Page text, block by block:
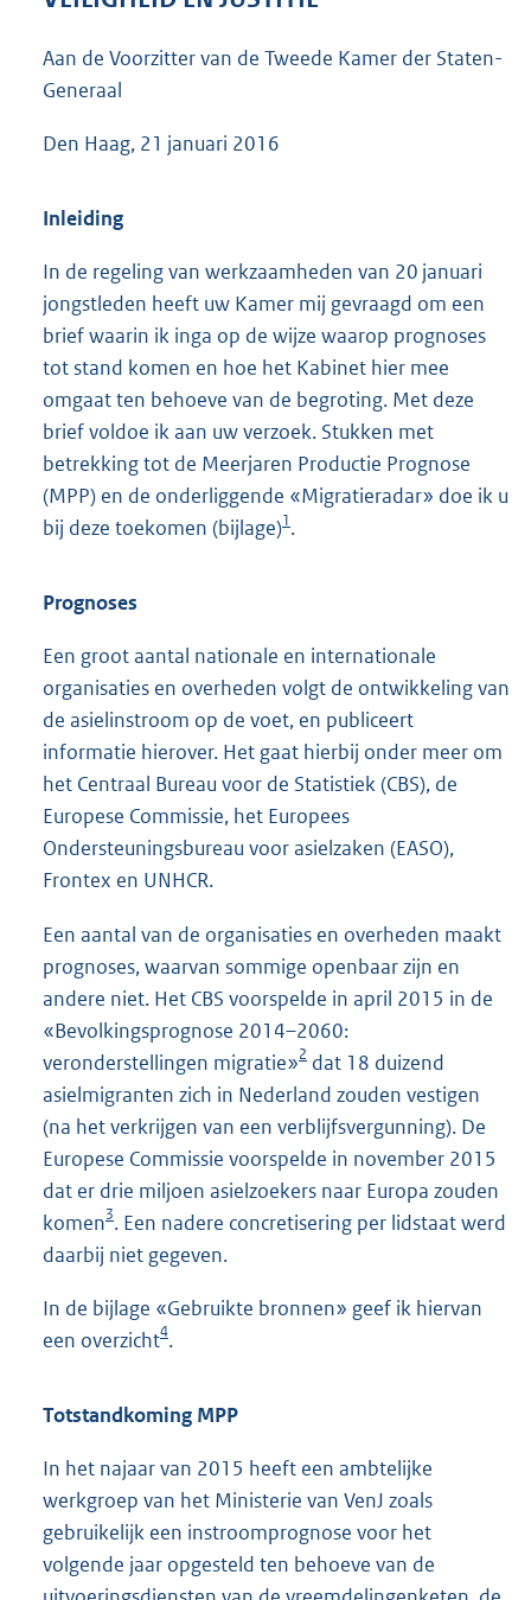
5
Aan de Voorzitter van de Tweede Kamer der Staten-
Generaal
Den Haag, 21 januari 2016
Inleiding
In de regeling van werkzaamheden van 20 januari
jongstleden heeft uw Kamer mij gevraagd om een
brief waarin ik inga op de wijze waarop prognoses
tot stand komen en hoe het Kabinet hier mee
omgaat ten behoeve van de begroting. Met deze
brief voldoe ik aan uw verzoek. Stukken met
betrekking tot de Meerjaren Productie Prognose
(MPP) en de onderliggende «Migratieradar» doe ik u
bij deze toekomen (bijlage)1.
Prognoses
Een groot aantal nationale en internationale
organisaties en overheden volgt de ontwikkeling van
de asielinstroom op de voet, en publiceert
informatie hierover. Het gaat hierbij onder meer om
het Centraal Bureau voor de Statistiek (CBS), de
Europese Commissie, het Europees
Ondersteuningsbureau voor asielzaken (EASO),
Frontex en UNHCR.
Een aantal van de organisaties en overheden maakt
prognoses, waarvan sommige openbaar zijn en
andere niet. Het CBS voorspelde in april 2015 in de
«Bevolkingsprognose 2014–2060:
veronderstellingen migratie»2 dat 18 duizend
asielmigranten zich in Nederland zouden vestigen
(na het verkrijgen van een verblijfsvergunning). De
Europese Commissie voorspelde in november 2015
dat er drie miljoen asielzoekers naar Europa zouden
komen3. Een nadere concretisering per lidstaat werd
daarbij niet gegeven.
In de bijlage «Gebruikte bronnen» geef ik hiervan
een overzicht4.
Totstandkoming MPP
In het najaar van 2015 heeft een ambtelijke
werkgroep van het Ministerie van VenJ zoals
gebruikelijk een instroomprognose voor het
volgende jaar opgesteld ten behoeve van de